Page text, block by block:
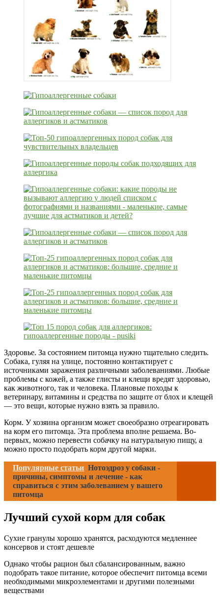
Здоровье. За состоянием питомца нужно тщательно следить.
Собака, гуляя на улице, постоянно контактирует с
источниками заражения различными заболеваниями. Любые
проблемы с кожей, а также глисты и клещи вредят здоровью,
как животного, так и человека. Плановые походы к
ветеринару, витамины и средства по защите от блох и клещей
— это вещи, которые нужно взять за правило.
Корм. У хозяина организм может своеобразно отреагировать
на корм его питомца. Эта проблема вполне решаема. Во-
первых, можно перевести собачку на натуральную пищу, а
можно просто подобрать корм другой марки.
Популярные статьи Нотоэдроз у собаки -
причины, симптомы и лечение - как
справиться с этим заболеванием у вашего
питомца
Лучший сухой корм для собак
Сухие гранулы хорошо хранятся, расходуются медленнее
консервов и стоят дешевле
Однако чтобы рацион был сбалансированным, важно
подобрать такое питание, которое обеспечит питомца всеми
необходимыми микроэлементами и другими полезными
веществами